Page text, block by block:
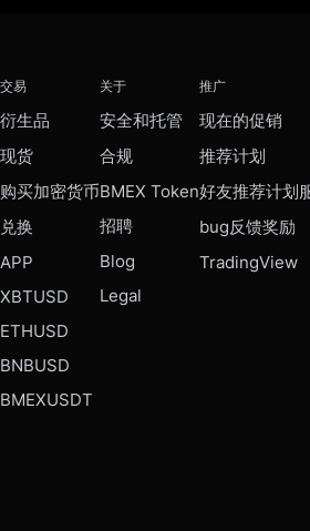
交易
衍生品
现货
购买加密货币
兑换
APP
XBTUSD
ETHUSD
BNBUSD
BMEXUSDT
关于
安全和托管
合规
BMEX Token
招聘
Blog
Legal
推广
现在的促销
推荐计划
好友推荐计划
bug反馈奖励
TradingView